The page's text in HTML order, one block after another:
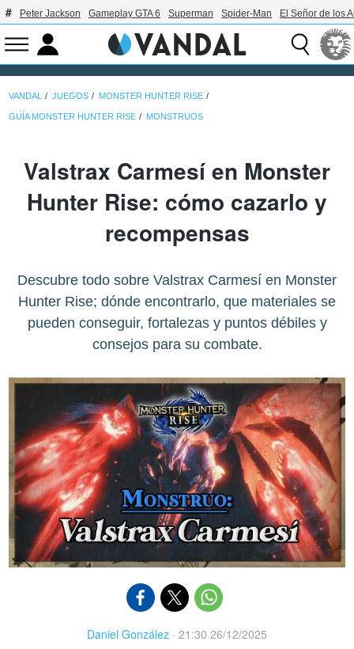
Peter Jackson Gameplay GTA 6 Superman Spider-Man El Señor de los
VANDAL JUEGOS MONSTER HUNTER RISE
GUÍA MONSTER HUNTER RISE MONSTRUOS
Valstrax Carmesí en Monster
Hunter Rise: cómo cazarlo y
recompensas
Descubre todo sobre Valstrax Carmesí en Monster
Hunter Rise; dónde encontrarlo, que materiales se
pueden conseguir, fortalezas y puntos débiles y
consejos para su combate.
Daniel González · 21:30 26/12/2025